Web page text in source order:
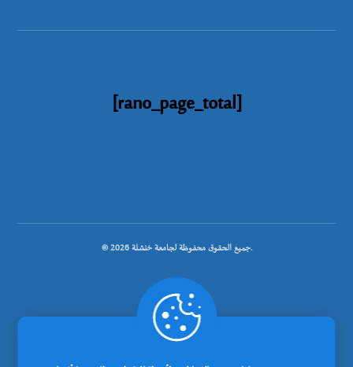
[rano_page_total]
© جميع الحقوق محفوظة لجامعة خنشلة 2026.
.